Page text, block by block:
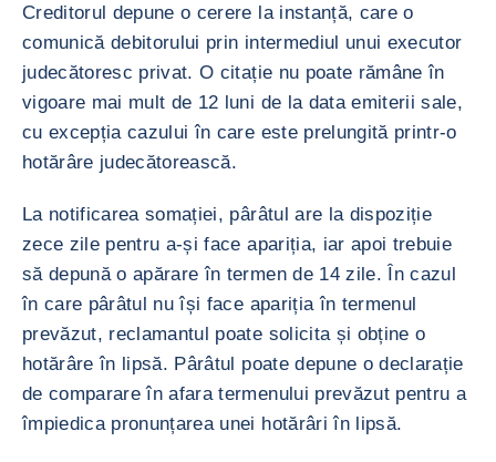
Creditorul depune o cerere la instanță, care o
comunică debitorului prin intermediul unui executor
judecătoresc privat. O citație nu poate rămâne în
vigoare mai mult de 12 luni de la data emiterii sale,
cu excepția cazului în care este prelungită printr-o
hotărâre judecătorească.
La notificarea somației, pârâtul are la dispoziție
zece zile pentru a-și face apariția, iar apoi trebuie
să depună o apărare în termen de 14 zile. În cazul
în care pârâtul nu își face apariția în termenul
prevăzut, reclamantul poate solicita și obține o
hotărâre în lipsă. Pârâtul poate depune o declarație
de comparare în afara termenului prevăzut pentru a
împiedica pronunțarea unei hotărâri în lipsă.